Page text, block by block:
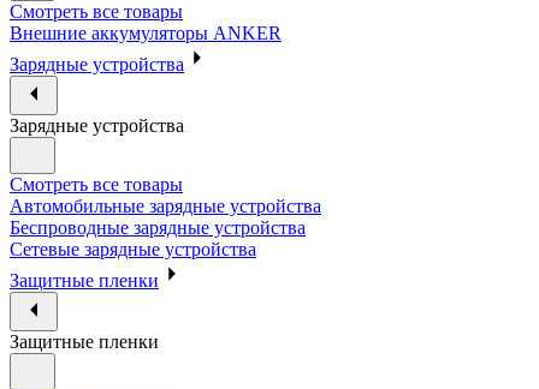
Смотреть все товары
Внешние аккумуляторы ANKER
Зарядные устройства
Зарядные устройства
Смотреть все товары
Автомобильные зарядные устройства
Беспроводные зарядные устройства
Сетевые зарядные устройства
Защитные пленки
Защитные пленки